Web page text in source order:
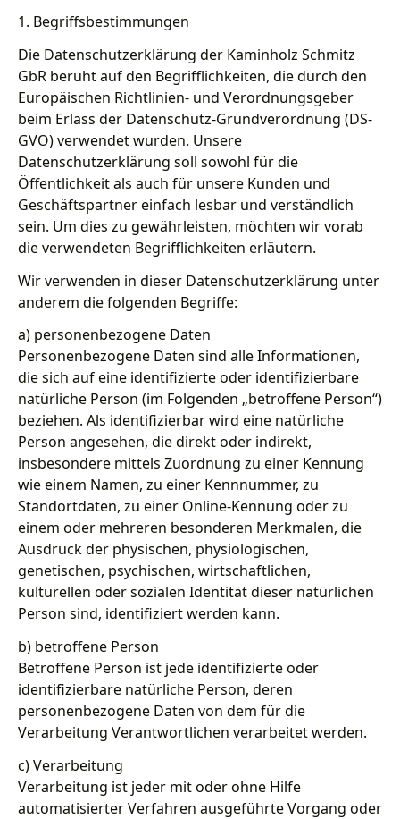
1. Begriffsbestimmungen
Die Datenschutzerklärung der Kaminholz Schmitz
GbR beruht auf den Begrifflichkeiten, die durch den
Europäischen Richtlinien- und Verordnungsgeber
beim Erlass der Datenschutz-Grundverordnung (DS-
GVO) verwendet wurden. Unsere
Datenschutzerklärung soll sowohl für die
Öffentlichkeit als auch für unsere Kunden und
Geschäftspartner einfach lesbar und verständlich
sein. Um dies zu gewährleisten, möchten wir vorab
die verwendeten Begrifflichkeiten erläutern.
Wir verwenden in dieser Datenschutzerklärung unter
anderem die folgenden Begriffe:
a) personenbezogene Daten
Personenbezogene Daten sind alle Informationen,
die sich auf eine identifizierte oder identifizierbare
natürliche Person (im Folgenden „betroffene Person“)
beziehen. Als identifizierbar wird eine natürliche
Person angesehen, die direkt oder indirekt,
insbesondere mittels Zuordnung zu einer Kennung
wie einem Namen, zu einer Kennnummer, zu
Standortdaten, zu einer Online-Kennung oder zu
einem oder mehreren besonderen Merkmalen, die
Ausdruck der physischen, physiologischen,
genetischen, psychischen, wirtschaftlichen,
kulturellen oder sozialen Identität dieser natürlichen
Person sind, identifiziert werden kann.
b) betroffene Person
Betroffene Person ist jede identifizierte oder
identifizierbare natürliche Person, deren
personenbezogene Daten von dem für die
Verarbeitung Verantwortlichen verarbeitet werden.
c) Verarbeitung
Verarbeitung ist jeder mit oder ohne Hilfe
automatisierter Verfahren ausgeführte Vorgang oder